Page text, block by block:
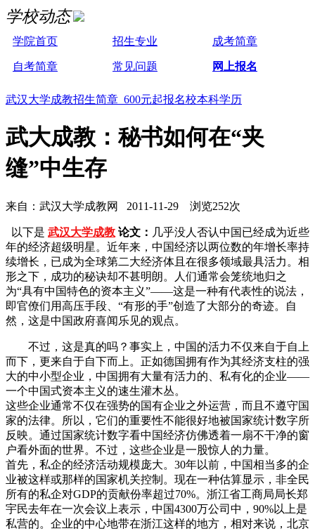
学校动态
学院首页 招生专业 成考简章
自考简章 常见问题 网上报名
武汉大学成教招生简章 600元起报名校本科学历
武大成教：秘书如何在“夹
缝”中生存
来自：武汉大学成教网 2011-11-29 浏览252次
以下是 武汉大学成教 论文： 几乎没人否认中国已经成为近些
年的经济超级明星。近年来，中国经济以两位数的年增长率持
续增长，已成为全球第二大经济体且在很多领域最具活力。相
形之下，成功的秘诀却不甚明朗。人们通常会笼统地归之
为“具有中国特色的资本主义”——这是一种有代表性的说法，
即官僚们用高压手段、“有形的手”创造了大部分的奇迹。自
然，这是中国政府喜闻乐见的观点。
不过，这是真的吗？事实上，中国的活力不仅来自于自上
而下，更来自于自下而上。正如德国拥有作为其经济支柱的强
大的中小型企业，中国拥有大量有活力的、私有化的企业——
一个中国式资本主义的速生灌木丛。
这些企业通常不仅在强势的国有企业之外运营，而且不遵守国
家的法律。所以，它们的重要性不能很好地被国家统计数字所
反映。通过国家统计数字看中国经济仿佛透着一扇不干净的窗
户看外面的世界。不过，这些企业是一股惊人的力量。
首先，私企的经济活动规模庞大。30年以前，中国相当多的企
业被这样或那样的国家机关控制。现在一种估算显示，非全民
所有的私企对GDP的贡献份率超过70%。浙江省工商局局长郑
宇民去年在一次会议上表示，中国4300万公司中，90%以上是
私营的。企业的中心地带在浙江这样的地方，相对来说，北京